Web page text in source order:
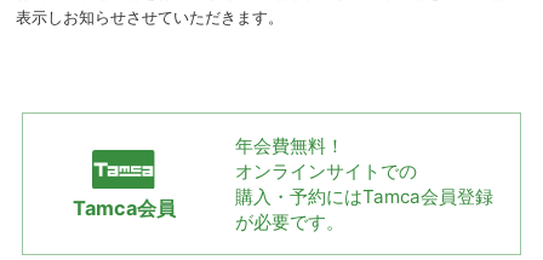
表示しお知らせさせていただきます。
Tamca会員
年会費無料！
オンラインサイトでの
購入・予約にはTamca会員登録
が必要です。